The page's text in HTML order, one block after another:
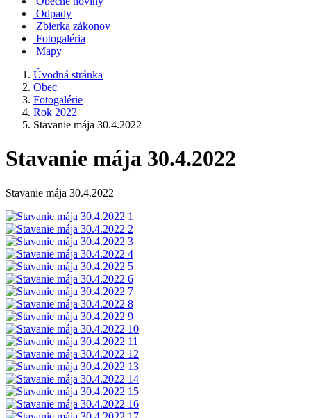
Odpady
Zbierka zákonov
Fotogaléria
Mapy
Úvodná stránka
Obec
Fotogalérie
Rok 2022
Stavanie mája 30.4.2022
Stavanie mája 30.4.2022
Stavanie mája 30.4.2022